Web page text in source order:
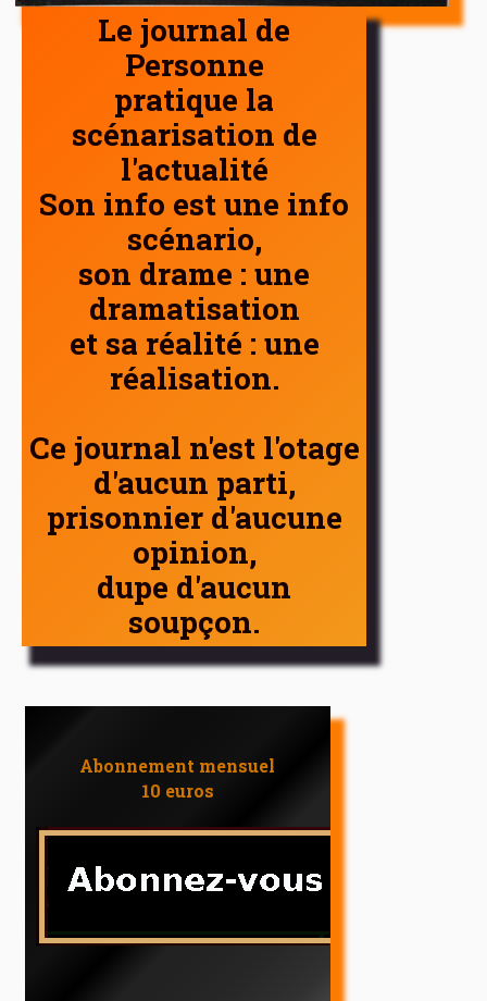
Le journal de
Personne
pratique la
scénarisation de
l'actualité
Son info est une info
scénario,
son drame : une
dramatisation
et sa réalité : une
réalisation.
Ce journal n'est l'otage
d'aucun parti,
prisonnier d'aucune
opinion,
dupe d'aucun
soupçon.
Abonnement mensuel
10 euros